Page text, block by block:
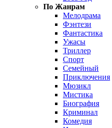
По Жанрам
Мелодрама
Фэнтези
Фантастика
Ужасы
Триллер
Спорт
Семейный
Приключения
Мюзикл
Мистика
Биография
Криминал
Комедия